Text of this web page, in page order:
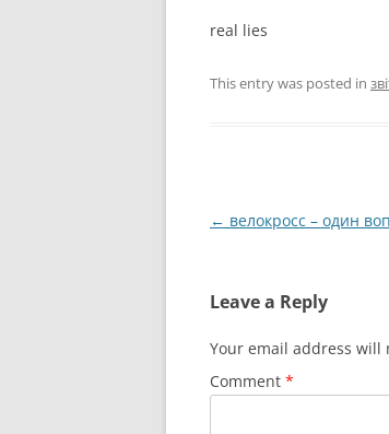
real lies
This entry was posted in
Post
← велокросс – один
Leave a Reply
Your email address will
Comment *